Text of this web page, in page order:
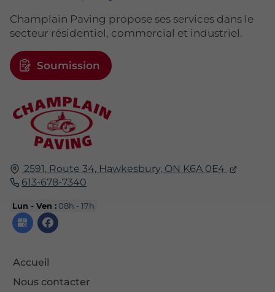
2591, Route 34, Hawkesbury, ON K6A 0E4
613-678-7340
Lun - Ven :08h - 17h
Accueil
Nous contacter
Champlain Paving propose ses services dans le
secteur résidentiel, commercial et industriel.
Soumission